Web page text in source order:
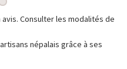
avis. Consulter lesmodalités de
népalais grâce à ses